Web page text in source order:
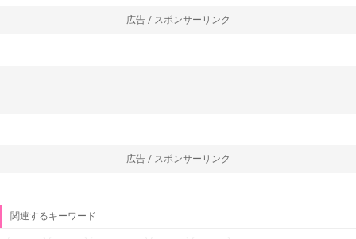
広告 / スポンサーリンク
広告 / スポンサーリンク
関連するキーワード